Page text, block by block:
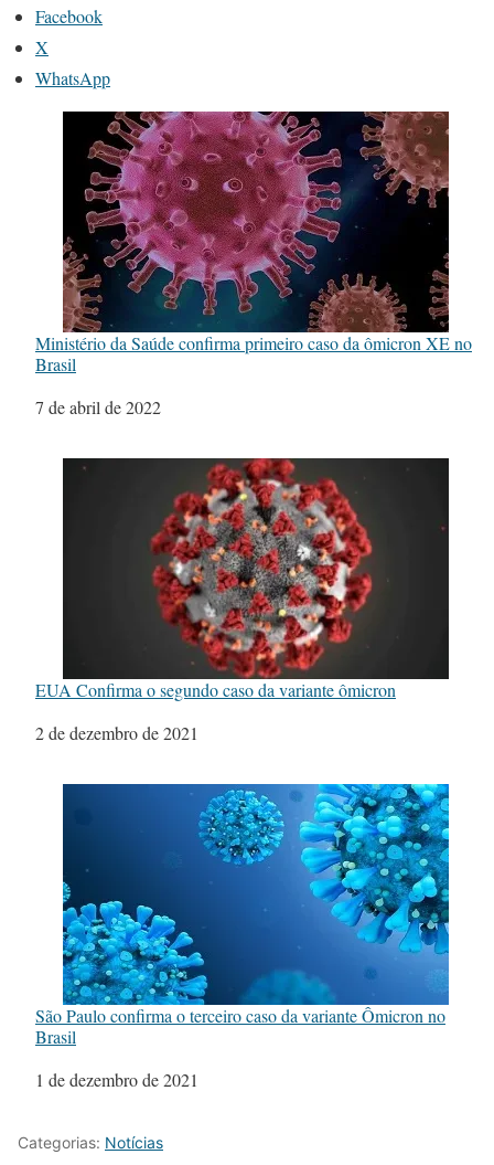
Facebook
X
WhatsApp
Ministério da Saúde confirma primeiro caso da ômicron XE no
Brasil
Data
7 de abril de 2022
EUA Confirma o segundo caso da variante ômicron
Data
2 de dezembro de 2021
São Paulo confirma o terceiro caso da variante Ômicron no
Brasil
Data
1 de dezembro de 2021
Categorias: Notícias